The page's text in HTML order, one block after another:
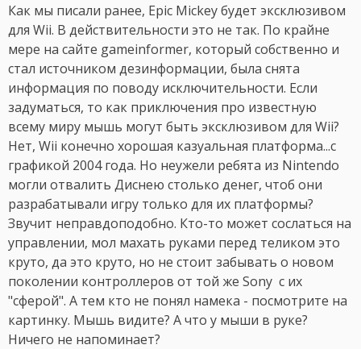
Как мы писали ранее, Epic Mickey будет эксклюзивом
для Wii. В действительности это не так. По крайне
мере на сайте gameinformer, который собственно и
стал источником дезинформации, была снята
информация по поводу исключительности. Если
задуматься, то как приключения про известную
всему миру мышь могут быть эксклюзивом для Wii?
Нет, Wii конечно хорошая казуальная платформа...с
графикой 2004 года. Но неужели ребята из Nintendo
могли отвалить Диснею столько денег, чтоб они
разрабатывали игру только для их платформы?
Звучит неправдоподобно. Кто-то может сослаться на
управлении, мол махать руками перед теликом это
круто, да это круто, но не стоит забывать о новом
поколении контроллеров от той же Sony с их
"сферой". А тем кто не понял намека - посмотрите на
картинку. Мышь видите? А что у мыши в руке?
Ничего не напоминает?